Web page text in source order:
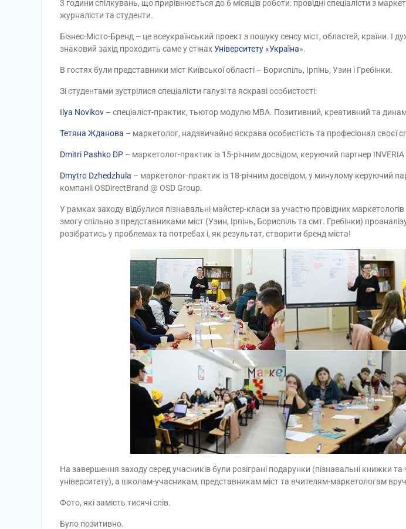
3 години спілкувань, що прирівнюється до 6 місяців роботи: провідні спеціалісти з
журналісти та студенти.
Бізнес-Місто-Бренд – це всеукраїнський проект з пошуку сенсу міст, областей, країни. І
знаковий захід проходить саме у стінахУніверситету «Україна».
В гостях були представники міст Київської області – Бориспіль, Ірпінь, Узин і Гребінки.
Зі студентами зустрілися спеціалісти галузі та яскраві особистості:
Ilya Novikov – спеціаліст-практик, тьютор модулю МBA. Позитивний, креативний та
Тетяна Жданова – маркетолог, надзвичайно яскрава особистість та професіонал своєї
Dmitri Pashko DP – маркетолог-практик із 15-річним досвідом, керуючий партнер
Dmytro Dzhedzhula – маркетолог-практик із 18-річним досвідом, у минулому керуючий
компанії OSDirectBrand @ OSD Group.
У рамках заходу відбулися пізнавальні майстер-класи за участю провідних
змогу спільно з представниками міст (Узин, Ірпінь, Бориспіль та смт. Гребінки)
розібратись у проблемах та потребах і, як результат, створити бренд міста!
На завершення заходу серед учасників були розіграні подарунки (пізнавальні книжки
університету), а школам-учасникам, представникам міст та вчителям-маркетологам
Фото, які замість тисячі слів.
Було позитивно.